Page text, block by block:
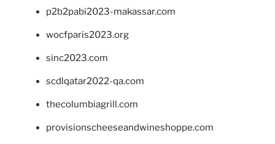
p2b2pabi2023-makassar.com
wocfparis2023.org
sinc2023.com
scdlqatar2022-qa.com
thecolumbiagrill.com
provisionscheeseandwineshoppe.com